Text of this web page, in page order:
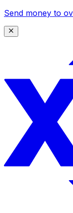
Send money to